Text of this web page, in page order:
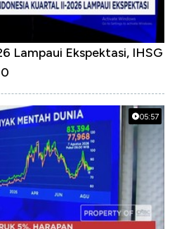
Lampaui Ekspektasi, IHSG
05:57